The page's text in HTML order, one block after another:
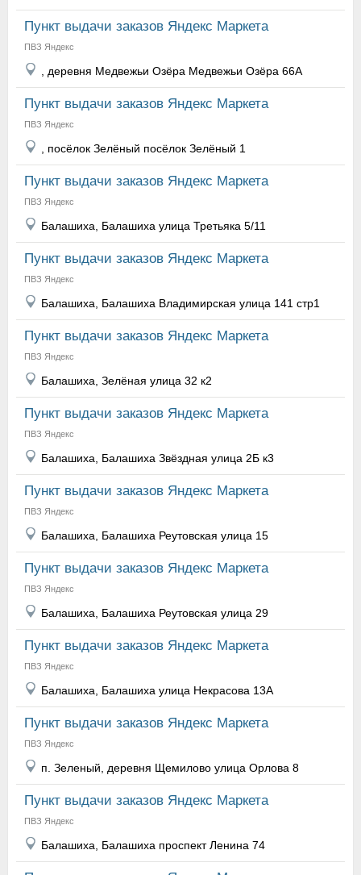
Пункт выдачи заказов Яндекс Маркета
ПВЗ Яндекс
, деревня Медвежьи Озёра Медвежьи Озёра 66А
Пункт выдачи заказов Яндекс Маркета
ПВЗ Яндекс
, посёлок Зелёный посёлок Зелёный 1
Пункт выдачи заказов Яндекс Маркета
ПВЗ Яндекс
Балашиха, Балашиха улица Третьяка 5/11
Пункт выдачи заказов Яндекс Маркета
ПВЗ Яндекс
Балашиха, Балашиха Владимирская улица 141 стр1
Пункт выдачи заказов Яндекс Маркета
ПВЗ Яндекс
Балашиха, Зелёная улица 32 к2
Пункт выдачи заказов Яндекс Маркета
ПВЗ Яндекс
Балашиха, Балашиха Звёздная улица 2Б к3
Пункт выдачи заказов Яндекс Маркета
ПВЗ Яндекс
Балашиха, Балашиха Реутовская улица 15
Пункт выдачи заказов Яндекс Маркета
ПВЗ Яндекс
Балашиха, Балашиха Реутовская улица 29
Пункт выдачи заказов Яндекс Маркета
ПВЗ Яндекс
Балашиха, Балашиха улица Некрасова 13А
Пункт выдачи заказов Яндекс Маркета
ПВЗ Яндекс
п. Зеленый, деревня Щемилово улица Орлова 8
Пункт выдачи заказов Яндекс Маркета
ПВЗ Яндекс
Балашиха, Балашиха проспект Ленина 74